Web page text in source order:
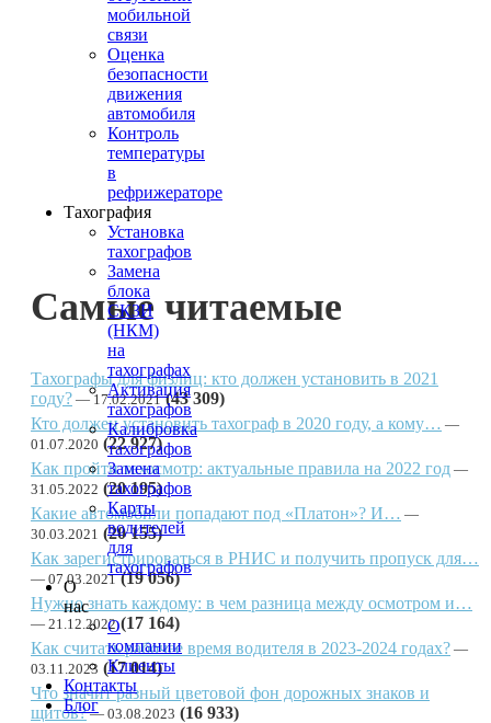
мобильной
связи
Оценка
безопасности
движения
автомобиля
Контроль
температуры
в
рефрижераторе
Тахография
Установка
тахографов
Замена
блока
СКЗИ
(НКМ)
на
тахографах
Активация
тахографов
Калибровка
тахографов
Замена
тахографов
Карты
водителей
для
тахографов
О
нас
О
компании
Клиенты
Контакты
Блог
Самые читаемые
Тахографы для физлиц: кто должен установить в 2021
году?
17.02.2021 (43 309)
Кто должен установить тахограф в 2020 году, а кому…
01.07.2020 (22 927)
Как пройти техосмотр: актуальные правила на 2022 год
31.05.2022 (20 195)
Какие автомобили попадают под «Платон»? И…
30.03.2021 (20 155)
Как зарегистрироваться в РНИС и получить пропуск для…
07.03.2021 (19 056)
Нужно знать каждому: в чем разница между осмотром и…
21.12.2022 (17 164)
Как считать рабочее время водителя в 2023-2024 годах?
03.11.2023 (17 014)
Что значит разный цветовой фон дорожных знаков и
щитов?
03.08.2023 (16 933)